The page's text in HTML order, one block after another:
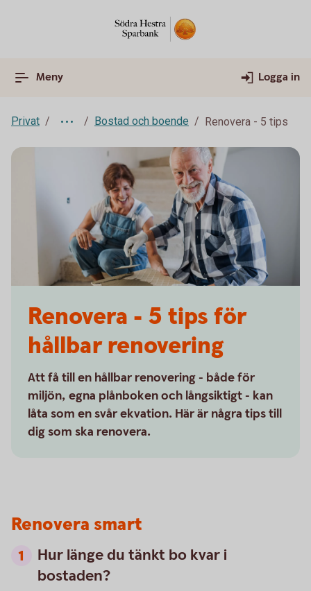
Meny Logga in
Privat Bostad och boende Renovera - 5 tips
Renovera - 5 tips för
hållbar renovering
Att få till en hållbar renovering - både för
miljön, egna plånboken och långsiktigt - kan
låta som en svår ekvation. Här är några tips till
dig som ska renovera.
Renovera smart
Hur länge du tänkt bo kvar i
bostaden?